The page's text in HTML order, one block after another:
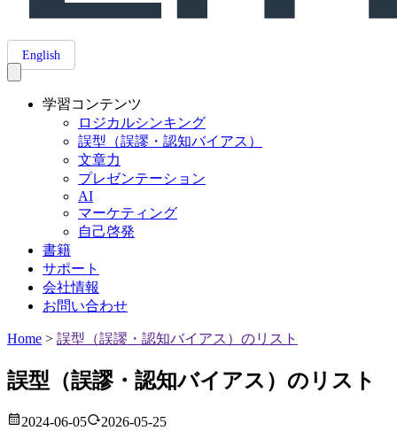
English
学習コンテンツ
ロジカルシンキング
誤型（誤謬・認知バイアス）
文章力
プレゼンテーション
AI
マーケティング
自己啓発
書籍
サポート
会社情報
お問い合わせ
Home > 誤型（誤謬・認知バイアス）のリスト
誤型（誤謬・認知バイアス）のリスト
2024-06-05
2026-05-25